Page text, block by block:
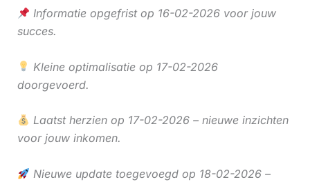
Informatie opgefrist op 16-02-2026 voor jouw
succes.
Kleine optimalisatie op 17-02-2026
doorgevoerd.
Laatst herzien op 17-02-2026 – nieuwe inzichten
voor jouw inkomen.
Nieuwe update toegevoegd op 18-02-2026 –